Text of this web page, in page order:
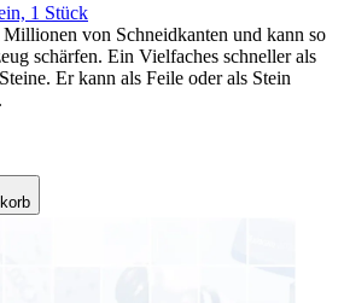
1 Stück
von Schneidkanten und kann so
schärfen. Ein Vielfaches schneller als
Er kann als Feile oder als Stein